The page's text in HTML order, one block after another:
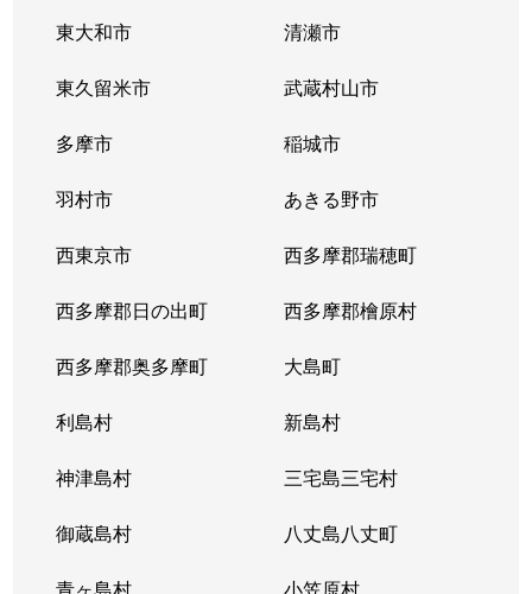
東大和市 清瀬市
東久留米市 武蔵村山市
多摩市 稲城市
羽村市 あきる野市
西東京市 西多摩郡瑞穂町
西多摩郡日の出町 西多摩郡檜原村
西多摩郡奥多摩町 大島町
利島村 新島村
神津島村 三宅島三宅村
御蔵島村 八丈島八丈町
青ヶ島村 小笠原村